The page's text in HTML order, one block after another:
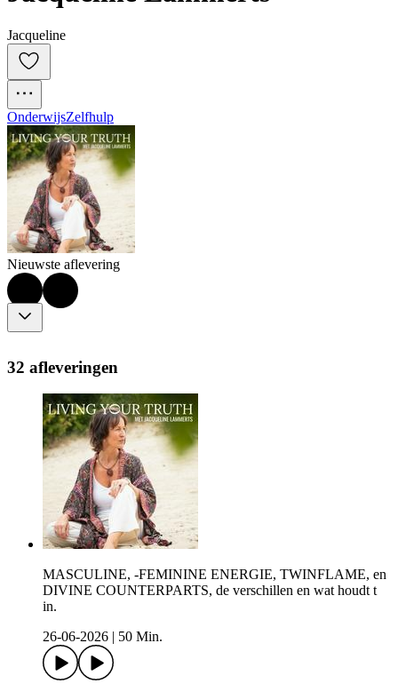
Jacqueline
OnderwijsZelfhulp
Nieuwste aflevering
32 afleveringen
MASCULINE, -FEMININE ENERGIE, TWINFLAME, en
DIVINE COUNTERPARTS, de verschillen en wat houdt t
in.
26-06-2026
50 Min.